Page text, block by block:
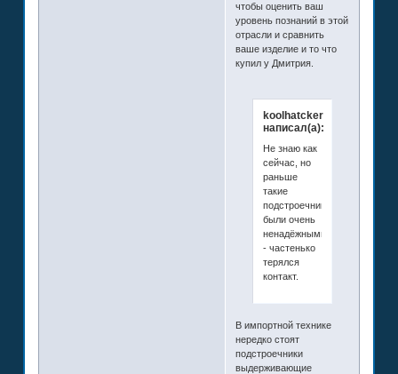
чтобы оценить ваш
уровень познаний в этой
отрасли и сравнить
ваше изделие и то что
купил у Дмитрия.
koolhatcker
написал(а):
Не знаю как
сейчас, но
раньше
такие
подстроечники
были очень
ненадёжными
- частенько
терялся
контакт.
В импортной технике
нередко стоят
подстроечники
выдерживающие